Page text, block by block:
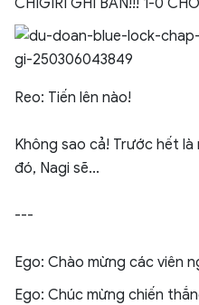
Reo: Tiến lên nào!
Không sao cả! Trước hết
đó, Nagi sẽ...
---
Ego: Chào mừng các viên
Ego: Chúc mừng chiến